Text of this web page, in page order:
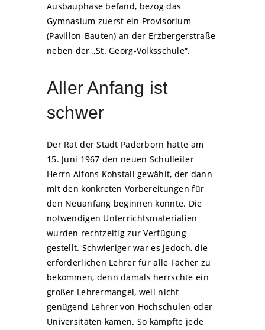
Ausbauphase befand, bezog das
Gymnasium zuerst ein Provisorium
(Pavillon-Bauten) an der Erzbergerstraße
neben der „St. Georg-Volksschule“.
Aller Anfang ist
schwer
Der Rat der Stadt Paderborn hatte am
15. Juni 1967 den neuen Schulleiter
Herrn Alfons Kohstall gewählt, der dann
mit den konkreten Vorbereitungen für
den Neuanfang beginnen konnte. Die
notwendigen Unterrichtsmaterialien
wurden rechtzeitig zur Verfügung
gestellt. Schwieriger war es jedoch, die
erforderlichen Lehrer für alle Fächer zu
bekommen, denn damals herrschte ein
großer Lehrermangel, weil nicht
genügend Lehrer von Hochschulen oder
Universitäten kamen. So kämpfte jede